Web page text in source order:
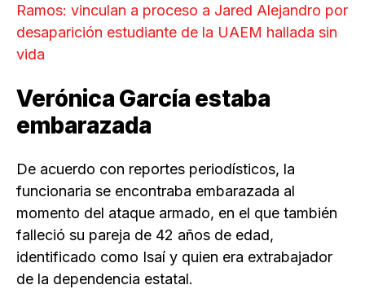
Ramos: vinculan a proceso a Jared Alejandro por
desaparición estudiante de la UAEM hallada sin
vida
Verónica García estaba
embarazada
De acuerdo con reportes periodísticos, la
funcionaria se encontraba embarazada al
momento del ataque armado, en el que también
falleció su pareja de 42 años de edad,
identificado como Isaí y quien era extrabajador
de la dependencia estatal.